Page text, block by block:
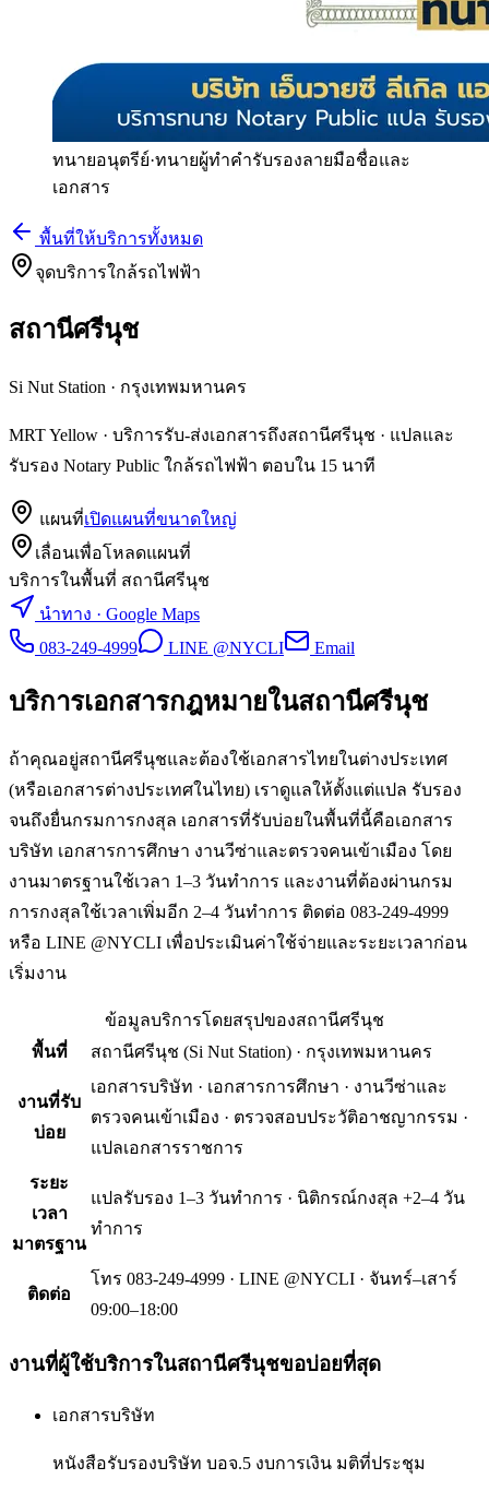
ทนายอนุตรีย์·ทนายผู้ทำคำรับรองลายมือชื่อและ
เอกสาร
พื้นที่ให้บริการทั้งหมด
จุดบริการใกล้รถไฟฟ้า
สถานีศรีนุช
Si Nut Station · กรุงเทพมหานคร
MRT Yellow · บริการรับ-ส่งเอกสารถึงสถานีศรีนุช · แปลและ
รับรอง Notary Public ใกล้รถไฟฟ้า ตอบใน 15 นาที
แผนที่เปิดแผนที่ขนาดใหญ่
เลื่อนเพื่อโหลดแผนที่
บริการในพื้นที่ สถานีศรีนุช
นำทาง · Google Maps
083-249-4999
LINE @NYCLI Email
บริการเอกสารกฎหมายในสถานีศรีนุช
ถ้าคุณอยู่สถานีศรีนุชและต้องใช้เอกสารไทยในต่างประเทศ
(หรือเอกสารต่างประเทศในไทย) เราดูแลให้ตั้งแต่แปล รับรอง
จนถึงยื่นกรมการกงสุล เอกสารที่รับบ่อยในพื้นที่นี้คือเอกสาร
บริษัท เอกสารการศึกษา งานวีซ่าและตรวจคนเข้าเมือง โดย
งานมาตรฐานใช้เวลา 1–3 วันทำการ และงานที่ต้องผ่านกรม
การกงสุลใช้เวลาเพิ่มอีก 2–4 วันทำการ ติดต่อ 083-249-4999
หรือ LINE @NYCLI เพื่อประเมินค่าใช้จ่ายและระยะเวลาก่อน
เริ่มงาน
ข้อมูลบริการโดยสรุปของสถานีศรีนุช
พื้นที่
สถานีศรีนุช (Si Nut Station) · กรุงเทพมหานคร
งานที่รับ
บ่อย
เอกสารบริษัท · เอกสารการศึกษา · งานวีซ่าและ
ตรวจคนเข้าเมือง · ตรวจสอบประวัติอาชญากรรม ·
แปลเอกสารราชการ
ระยะ
เวลา
มาตรฐาน
แปลรับรอง 1–3 วันทำการ · นิติกรณ์กงสุล +2–4 วัน
ทำการ
ติดต่อ
โทร 083-249-4999 · LINE @NYCLI · จันทร์–เสาร์
09:00–18:00
งานที่ผู้ใช้บริการในสถานีศรีนุชขอบ่อยที่สุด
เอกสารบริษัท
หนังสือรับรองบริษัท บอจ.5 งบการเงิน มติที่ประชุม